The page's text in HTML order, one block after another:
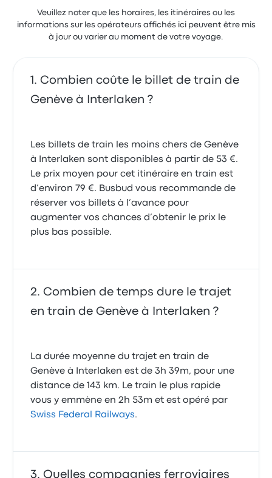
Veuillez noter que les horaires, les itinéraires ou les
informations sur les opérateurs affichés ici peuvent être mis
à jour ou varier au moment de votre voyage.
Combien coûte le billet de train de
Genève à Interlaken ?
Les billets de train les moins chers de Genève
à Interlaken sont disponibles à partir de 53 €.
Le prix moyen pour cet itinéraire en train est
d’environ 79 €. Busbud vous recommande de
réserver vos billets à l’avance pour
augmenter vos chances d’obtenir le prix le
plus bas possible.
Combien de temps dure le trajet
en train de Genève à Interlaken ?
La durée moyenne du trajet en train de
Genève à Interlaken est de 3h 39m, pour une
distance de 143 km. Le train le plus rapide
vous y emmène en 2h 53m et est opéré par
Swiss Federal Railways.
Quelles compagnies ferroviaires